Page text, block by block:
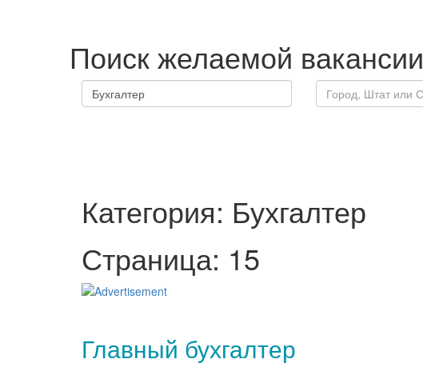
Поиск желаемой вакансии
Категория: Бухгалтер
Страница: 15
Главный бухгалтер